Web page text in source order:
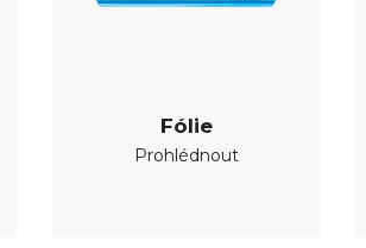
Fólie
Prohlédnout